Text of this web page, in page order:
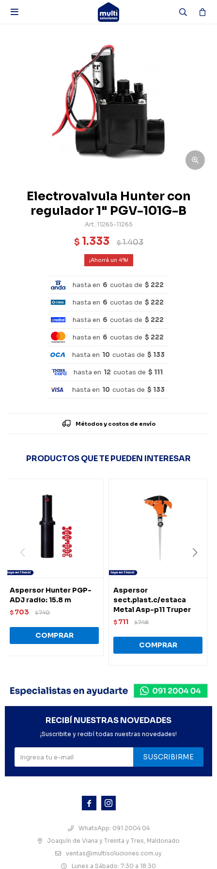

Electrovalvula Hunter con
regulador 1" PGV-101G-B
11265-11265
$ 1.333 $1.403
4
hasta en 6 cuotas de $ 222
hasta en 6 cuotas de $ 222
hasta en 6 cuotas de $ 222
hasta en 6 cuotas de $ 222
hasta en 10 cuotas de $ 133
hasta en 12 cuotas de $ 111
hasta en 10 cuotas de $ 133
Métodos y costos de envío
PRODUCTOS QUE TE PUEDEN INTERESAR
Aspersor Hunter PGP-
ADJ radio: 15.8 m
$ 703 $740
Aspersor
sect.plast.c/estaca
Metal Asp-p11 Truper
$ 711 $748
 
WhatsApp: 091 2004 04
Joaquín de Viana y Treinta y Tres, Maldonado
ventas@multisoluciones.com.uy
Lunes a Sábado: 7:30 a 18:30
RECIBÍ NUESTRAS NOVEDADES
¡Suscribite y recibí todas nuestras novedades!
SUSCRIBIRME